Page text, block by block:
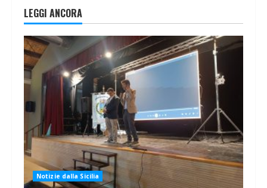
LEGGI ANCORA
Notizie dalla Sicilia